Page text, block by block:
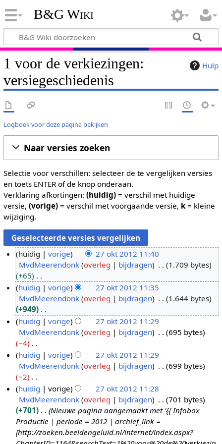
B&G Wiki
Hulp
1 voor de verkiezingen:
versiegeschiedenis
Logboek voor deze pagina bekijken
Naar versies zoeken
Selectie voor verschillen: selecteer de te vergelijken versies
en toets ENTER of de knop onderaan.
Verklaring afkortingen: (huidig)= verschil met huidige
versie, (vorige)= verschil met voorgaande versie, k= kleine
wijziging.
o
2
2
huidig vorige
27 okt 2012 11:40
MvdMeerendonk overleg bijdragen
1.709 bytes
+65
G
e
e
n
b
e
w
e
r
k
i
n
g
s
s
huidig vorige
27 okt 2012 11:35
MvdMeerendonk overleg bijdragen
1.644 bytes
+949
G
e
e
n
b
e
w
e
r
k
i
n
huidig vorige
27 okt 2012 11:29
MvdMeerendonk overleg bijdragen
695 bytes
−4
G
e
e
n
b
e
w
e
r
huidig vorige
27 okt 2012 11:29
MvdMeerendonk overleg bijdragen
699 bytes
−2
G
e
e
n
b
e
huidig vorige
27 okt 2012 11:28
MvdMeerendonk overleg bijdragen
701 bytes
+701
Nieuwe pagina aangemaakt met '{{ Infobox
Productie | periode = 2012 | archief_link =
[http://zoeken.beeldengeluid.nl/internet/index.aspx?